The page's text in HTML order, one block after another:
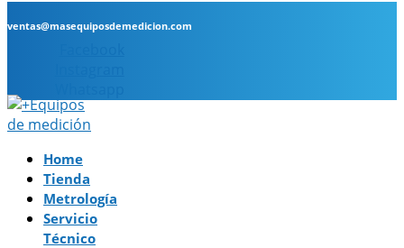
ventas@masequiposdemedicion.com
Home
Tienda
Metrología
Servicio
Técnico